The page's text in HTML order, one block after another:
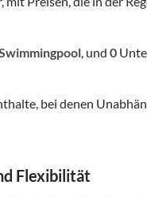
, und 0
bei denen
Flexibilität